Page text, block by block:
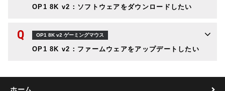
OP1 8K v2：ソフトウェアをダウンロードしたい
Q OP1 8K v2 ゲーミングマウス
OP1 8K v2：ファームウェアをアップデートしたい